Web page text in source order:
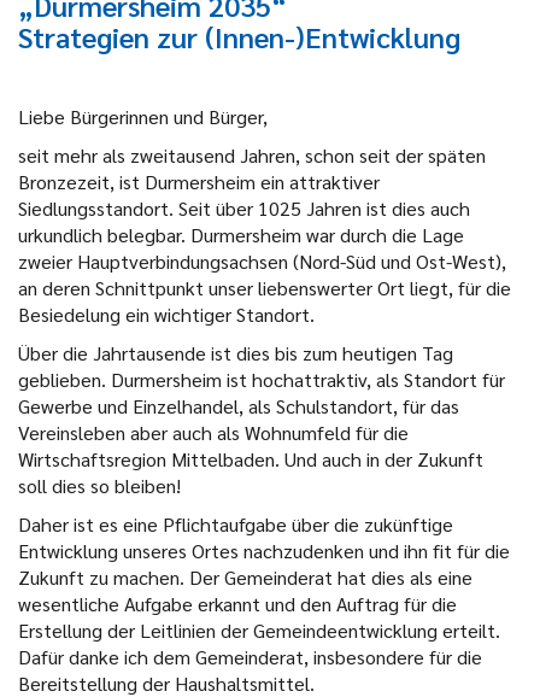
Strategien zur (Innen-)Entwicklung
Liebe Bürgerinnen und Bürger,
seit mehr als zweitausend Jahren, schon seit der späten
Bronzezeit, ist Durmersheim ein attraktiver
Siedlungsstandort. Seit über 1025 Jahren ist dies auch
urkundlich belegbar. Durmersheim war durch die Lage
zweier Hauptverbindungsachsen (Nord-Süd und Ost-West),
an deren Schnittpunkt unser liebenswerter Ort liegt, für die
Besiedelung ein wichtiger Standort.
Über die Jahrtausende ist dies bis zum heutigen Tag
geblieben. Durmersheim ist hochattraktiv, als Standort für
Gewerbe und Einzelhandel, als Schulstandort, für das
Vereinsleben aber auch als Wohnumfeld für die
Wirtschaftsregion Mittelbaden. Und auch in der Zukunft
soll dies so bleiben!
Daher ist es eine Pflichtaufgabe über die zukünftige
Entwicklung unseres Ortes nachzudenken und ihn fit für die
Zukunft zu machen. Der Gemeinderat hat dies als eine
wesentliche Aufgabe erkannt und den Auftrag für die
Erstellung der Leitlinien der Gemeindeentwicklung erteilt.
Dafür danke ich dem Gemeinderat, insbesondere für die
Bereitstellung der Haushaltsmittel.